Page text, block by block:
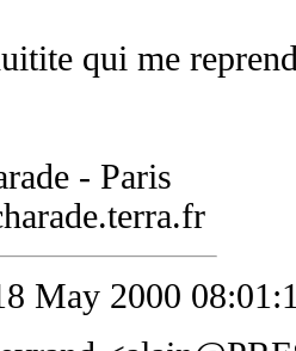
qui me
- Paris
May 2000